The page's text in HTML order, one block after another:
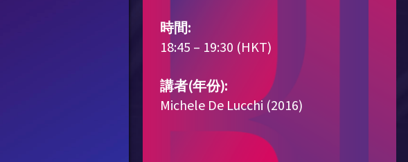
時間:
18:45 – 19:30 (HKT)
講者(年份):
Michele De Lucchi (2016)